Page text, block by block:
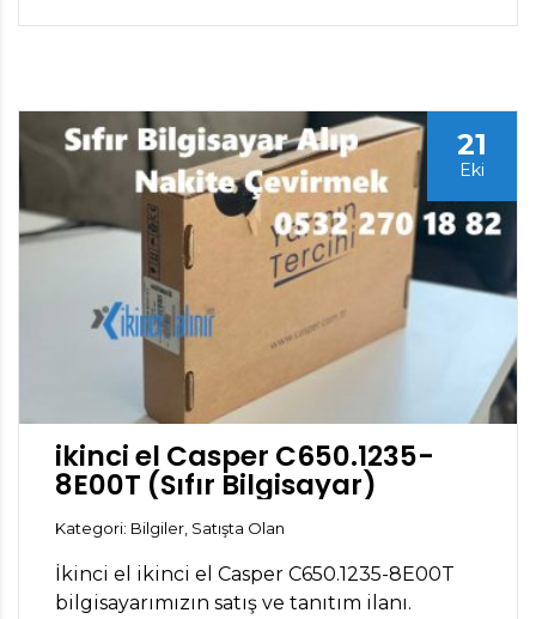
21
Eki
ikinci el Casper C650.1235-
8E00T (Sıfır Bilgisayar)
Kategori: Bilgiler, Satışta Olan
İkinci el ikinci el Casper C650.1235-8E00T
bilgisayarımızın satış ve tanıtım ilanı.